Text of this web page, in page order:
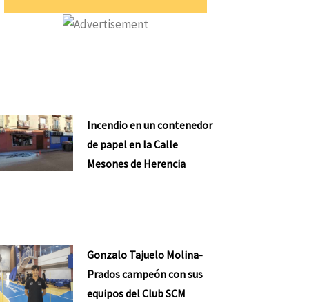
Incendio en un contenedor
de papel en la Calle
Mesones de Herencia
Gonzalo Tajuelo Molina-
Prados campeón con sus
equipos del Club SCM